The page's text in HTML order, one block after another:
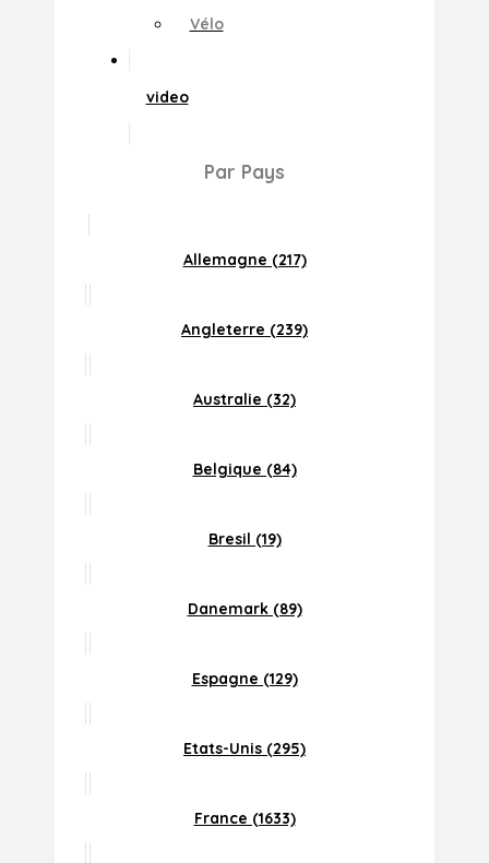
Vélo
video
Par Pays
Allemagne (217)
Angleterre (239)
Australie (32)
Belgique (84)
Bresil (19)
Danemark (89)
Espagne (129)
Etats-Unis (295)
France (1633)